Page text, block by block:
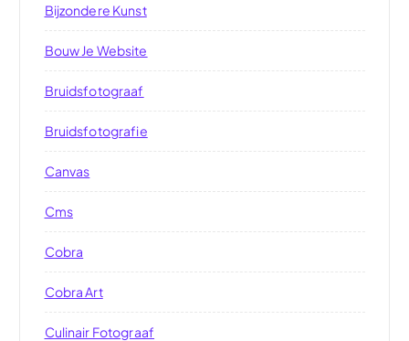
Bijzondere Kunst
Bouw Je Website
Bruidsfotograaf
Bruidsfotografie
Canvas
Cms
Cobra
Cobra Art
Culinair Fotograaf